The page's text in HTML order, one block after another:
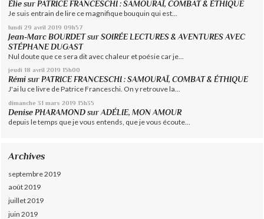
Élie surPATRICE FRANCESCHI : SAMOURAÏ, COMBAT & ÉTHIQUE
Je suis entrain de lire ce magnifique bouquin qui est...
lundi 29 avril 2019 09h57
Jean-Marc BOURDETsurSOIRÉE LECTURES & AVENTURES AVEC
STÉPHANE DUGAST
Nul doute que ce sera dit avec chaleur et poésie car je...
jeudi 18 avril 2019 15h00
Rémi surPATRICE FRANCESCHI : SAMOURAÏ, COMBAT & ÉTHIQUE
J'ai lu ce livre de Patrice Franceschi. On y retrouve la...
dimanche 31 mars 2019 15h35
Denise PHARAMOND surADÉLIE, MON AMOUR
depuis le temps que je vous entends, que je vous écoute...
Archives
septembre 2019
août 2019
juillet 2019
juin 2019